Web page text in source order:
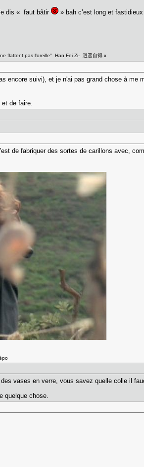
je dis « faut bâtir » bah c’est long et
flattent pas l'oreille" Han Fei Zi- 逍遥自得 x
encore suivi), et je n'ai pas grand chose à
de faire.
de fabriquer des sortes de carillons avec,
vases en verre, vous savez quelle colle il
quelque chose.